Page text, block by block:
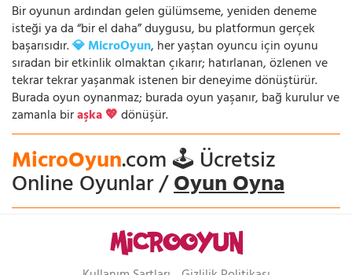
Bir oyunun ardından gelen gülümseme, yeniden deneme
isteği ya da “bir el daha” duygusu, bu platformun gerçek
başarısıdır.💎 MicroOyun, her yaştan oyuncu için oyunu
sıradan bir etkinlik olmaktan çıkarır; hatırlanan, özlenen ve
tekrar tekrar yaşanmak istenen bir deneyime dönüştürür.
Burada oyun oynanmaz; burada oyun yaşanır, bağ kurulur ve
zamanla biraşka 💖dönüşür.
MicroOyun.com 🕹️ Ücretsiz
Online Oyunlar /Oyun Oyna